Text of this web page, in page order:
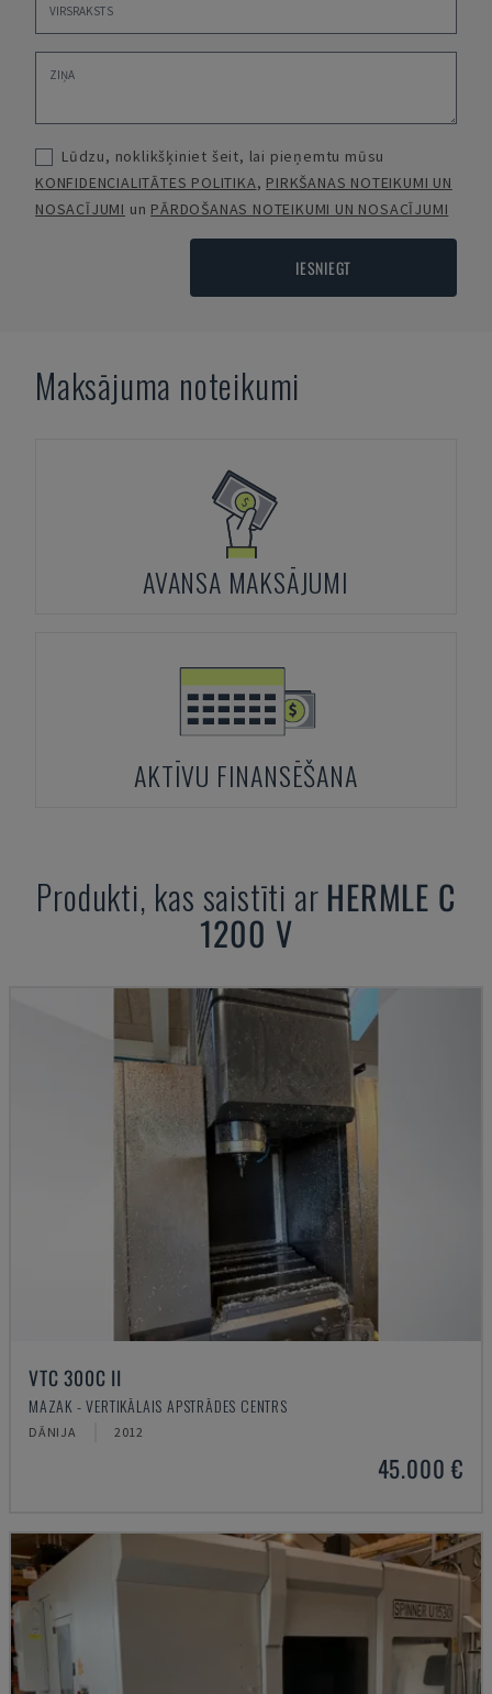
Lūdzu, noklikšķiniet šeit, lai pieņemtu mūsu
KONFIDENCIALITĀTES POLITIKA, PIRKŠANAS NOTEIKUMI UN
NOSACĪJUMI un PĀRDOŠANAS NOTEIKUMI UN NOSACĪJUMI
IESNIEGT
Maksājuma noteikumi
AVANSA MAKSĀJUMI
AKTĪVU FINANSĒŠANA
Produkti, kas saistīti ar HERMLE C
1200 V
VTC 300C II
MAZAK - VERTIKĀLAIS APSTRĀDES CENTRS
DĀNIJA 2012
45.000 €